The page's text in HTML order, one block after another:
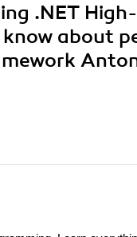
.NET
about